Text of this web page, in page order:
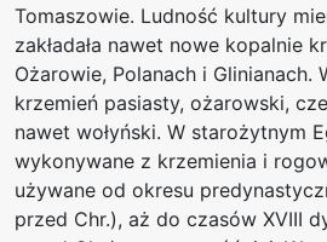
Tomaszowie. Ludność kultury
zakładała nawet nowe kopalnie
Ożarowie, Polanach i Glinianach.
krzemień pasiasty, ożarowski,
nawet wołyński. W starożytnym
wykonywane z krzemienia i
używane od okresu
przed Chr.), aż do czasów XVIII